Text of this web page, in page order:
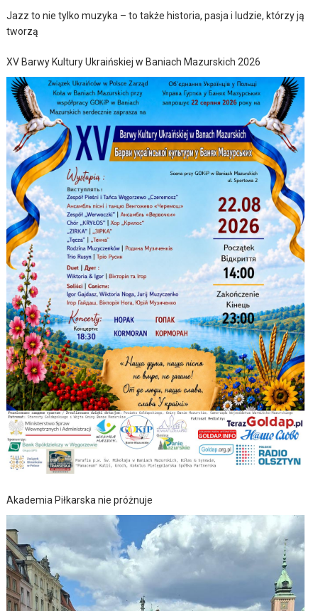
Jazz to nie tylko muzyka – to także historia, pasja i ludzie, którzy ją
tworzą
XV Barwy Kultury Ukraińskiej w Baniach Mazurskich 2026
Akademia Piłkarska nie próżnuje